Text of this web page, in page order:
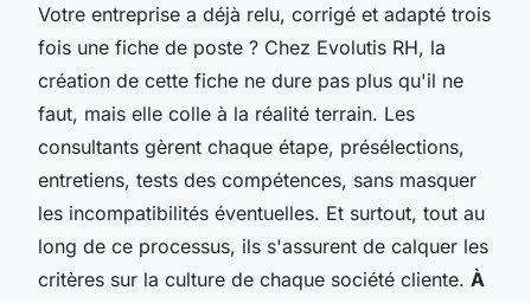
Votre entreprise a déjà relu, corrigé et adapté trois
fois une fiche de poste ? Chez Evolutis RH, la
création de cette fiche ne dure pas plus qu'il ne
faut, mais elle colle à la réalité terrain. Les
consultants gèrent chaque étape, présélections,
entretiens, tests des compétences, sans masquer
les incompatibilités éventuelles. Et surtout, tout au
long de ce processus, ils s'assurent de calquer les
critères sur la culture de chaque société cliente. À